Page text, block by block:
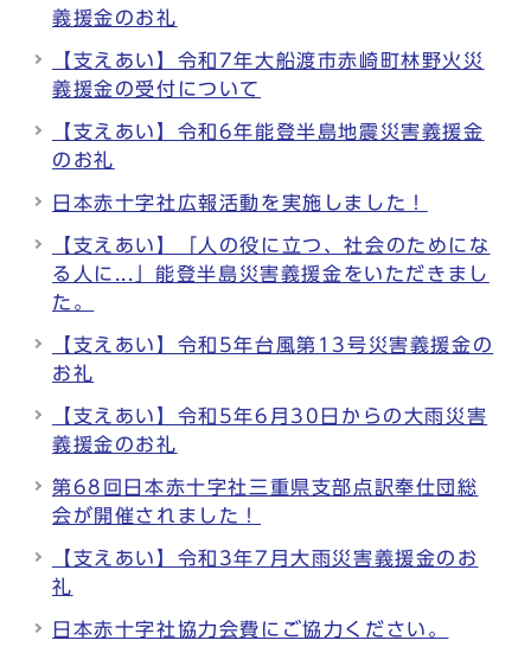
義援金のお礼
【支えあい】令和7年大船渡市赤崎町林野火災
義援金の受付について
【支えあい】令和6年能登半島地震災害義援金
のお礼
日本赤十字社広報活動を実施しました！
【支えあい】「人の役に立つ、社会のためにな
る人に...」能登半島災害義援金をいただきまし
た。
【支えあい】令和5年台風第13号災害義援金の
お礼
【支えあい】令和5年6月30日からの大雨災害
義援金のお礼
第68回日本赤十字社三重県支部点訳奉仕団総
会が開催されました！
【支えあい】令和3年7月大雨災害義援金のお
礼
日本赤十字社協力会費にご協力ください。